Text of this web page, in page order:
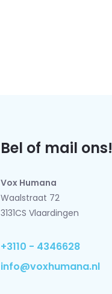
Bel of mail ons!
Vox Humana
Waalstraat 72
3131CS Vlaardingen
+3110 - 4346628
info@voxhumana.nl